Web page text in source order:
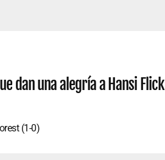
dan una alegría a Hansi Flick
(1-0)